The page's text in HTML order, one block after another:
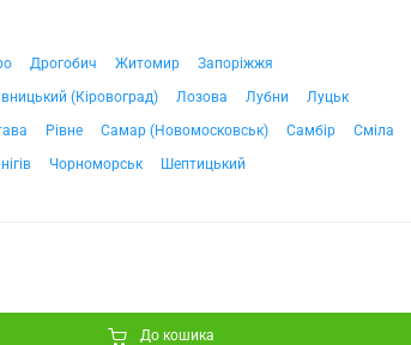
Дрогобич Житомир
Запоріжжя
(Кіровоград) Лозова Лубни
Луцьк
Рівне Самар (Новомосковськ) Самбір
Сміла
Чорноморськ Шептицький
До кошика